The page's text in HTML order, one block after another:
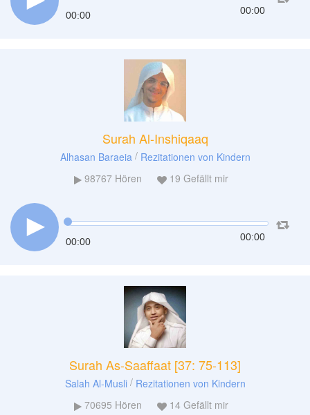
00:00 00:00
Surah Al-Inshiqaaq
Alhasan Baraeia / Rezitationen von Kindern
98767Hören 19 Gefällt mir
00:00 00:00
Surah As-Saaffaat [37: 75-113]
Salah Al-Musli/ Rezitationen von Kindern
70695 Hören 14Gefällt mir